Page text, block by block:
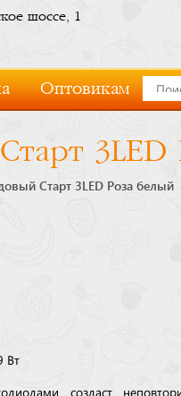
шоссе, 1
Оптовикам
3LED
Старт 3LED Роза белый
Вт
создаст